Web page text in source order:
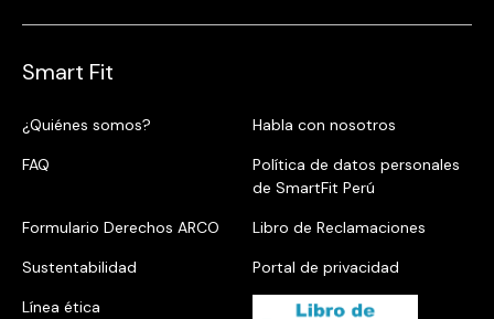
Smart Fit
¿Quiénes somos?
Habla con nosotros
FAQ
Política de datos personales
de SmartFit Perú
Formulario Derechos ARCO
Libro de Reclamaciones
Sustentabilidad
Portal de privacidad
Línea ética